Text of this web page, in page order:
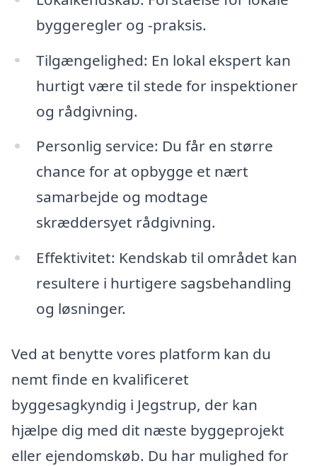
byggeregler og -praksis.
Tilgængelighed: En lokal ekspert kan
hurtigt være til stede for inspektioner
og rådgivning.
Personlig service: Du får en større
chance for at opbygge et nært
samarbejde og modtage
skræddersyet rådgivning.
Effektivitet: Kendskab til området kan
resultere i hurtigere sagsbehandling
og løsninger.
Ved at benytte vores platform kan du
nemt finde en kvalificeret
byggesagkyndig i Jegstrup, der kan
hjælpe dig med dit næste byggeprojekt
eller ejendomskøb. Du har mulighed for